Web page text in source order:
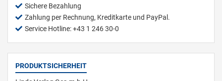
Sichere Bezahlung
Zahlung per Rechnung, Kreditkarte und PayPal.
Service Hotline: +43 1 246 30-0
PRODUKTSICHERHEIT